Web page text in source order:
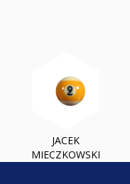
JACEK
MIECZKOWSKI